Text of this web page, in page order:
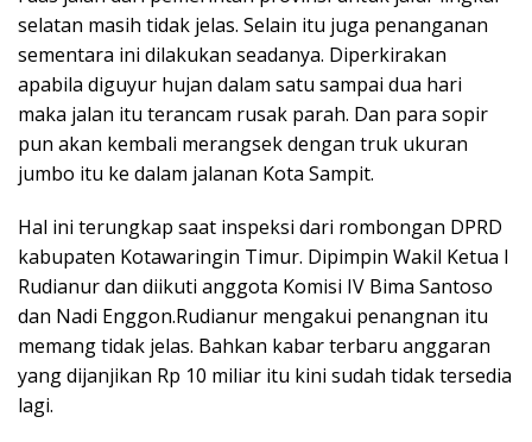
selatan masih tidak jelas. Selain itu juga penanganan
sementara ini dilakukan seadanya. Diperkirakan
apabila diguyur hujan dalam satu sampai dua hari
maka jalan itu terancam rusak parah. Dan para sopir
pun akan kembali merangsek dengan truk ukuran
jumbo itu ke dalam jalanan Kota Sampit.
Hal ini terungkap saat inspeksi dari rombongan DPRD
kabupaten Kotawaringin Timur. Dipimpin Wakil Ketua I
Rudianur dan diikuti anggota Komisi IV Bima Santoso
dan Nadi Enggon.Rudianur mengakui penangnan itu
memang tidak jelas. Bahkan kabar terbaru anggaran
yang dijanjikan Rp 10 miliar itu kini sudah tidak tersedia
lagi.